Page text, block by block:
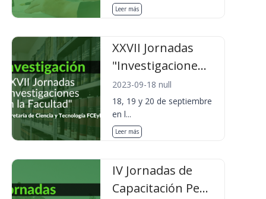
Leer más
XXVII Jornadas
"Investigacione...
2023-09-18 null
18, 19 y 20 de septiembre
en l...
Leer más
IV Jornadas de
Capacitación Pe...